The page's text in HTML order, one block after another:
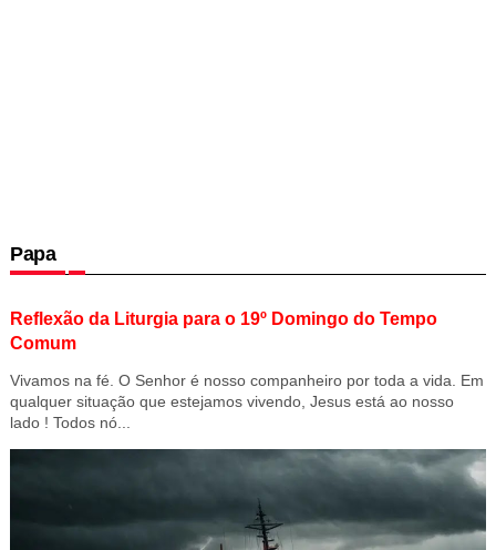
Papa
Reflexão da Liturgia para o 19º Domingo do Tempo
Comum
Vivamos na fé. O Senhor é nosso companheiro por toda a vida. Em
qualquer situação que estejamos vivendo, Jesus está ao nosso
lado ! Todos nó...